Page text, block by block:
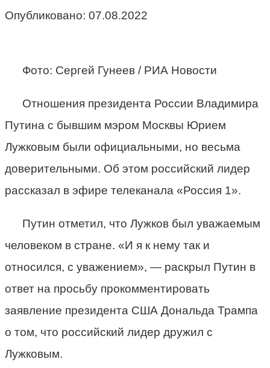
Опубликовано: 07.08.2022
Фото: Сергей Гунеев / РИА Новости
Отношения президента России Владимира
Путина с бывшим мэром Москвы Юрием
Лужковым были официальными, но весьма
доверительными. Об этом российский лидер
рассказал в эфире телеканала «Россия 1».
Путин отметил, что Лужков был уважаемым
человеком в стране. «И я к нему так и
относился, с уважением», — раскрыл Путин в
ответ на просьбу прокомментировать
заявление президента США Дональда Трампа
о том, что российский лидер дружил с
Лужковым.